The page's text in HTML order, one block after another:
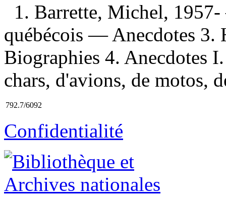
1. Barrette, Michel,
québécois — Anecdotes 3.
Biographies 4. Anecdotes
chars, d'avions, de motos,
792.7/6092
Confidentialité